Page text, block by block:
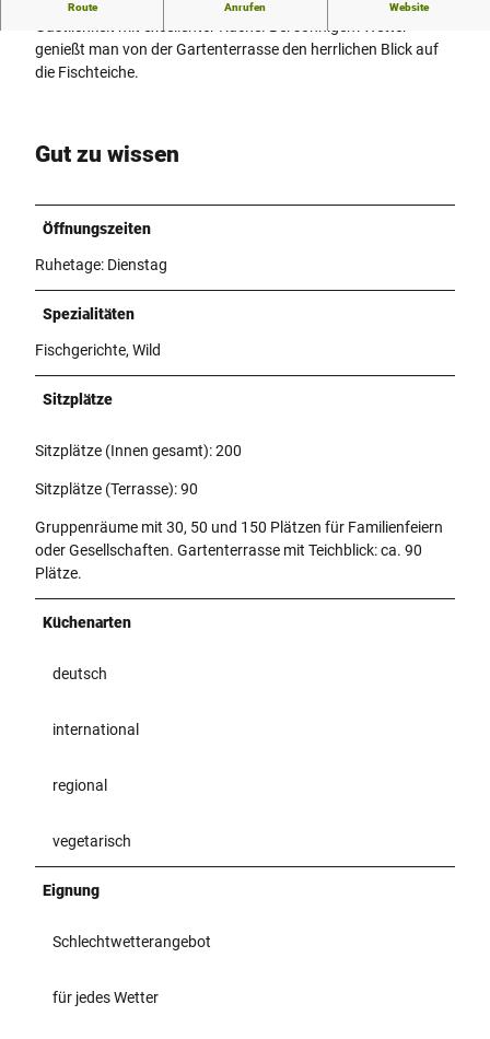
Route Anrufen Website
genießt man von der Gartenterrasse den herrlichen Blick auf
die Fischteiche.
Gut zu wissen
Öffnungszeiten
Ruhetage: Dienstag
Spezialitäten
Fischgerichte, Wild
Sitzplätze
Sitzplätze (Innen gesamt): 200
Sitzplätze (Terrasse): 90
Gruppenräume mit 30, 50 und 150 Plätzen für Familienfeiern
oder Gesellschaften. Gartenterrasse mit Teichblick: ca. 90
Plätze.
Küchenarten
deutsch
international
regional
vegetarisch
Eignung
Schlechtwetterangebot
für jedes Wetter